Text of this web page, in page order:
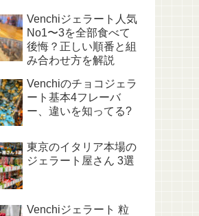
Venchiジェラート人気
No1〜3を全部食べて
後悔？正しい順番と組
み合わせ方を解説
Venchiのチョコジェラ
ート基本4フレーバ
ー、違いを知ってる?
東京のイタリア本場の
ジェラート屋さん 3選
Venchiジェラート 粒